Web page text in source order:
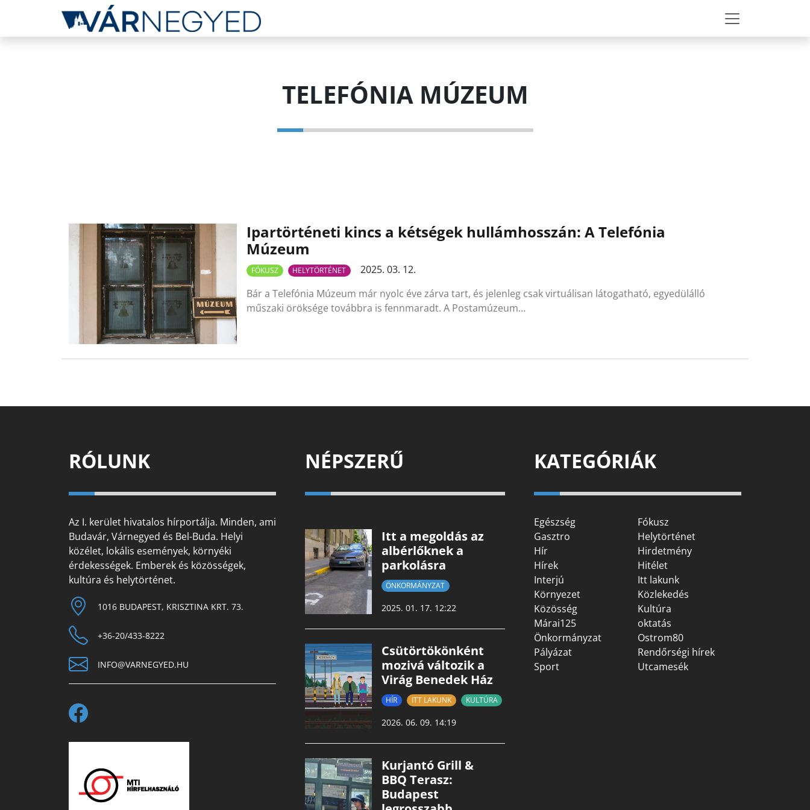
TELEFÓNIA MÚZEUM
Ipartörténeti kincs a kétségek hullámhosszán: A Telefónia
Múzeum
FÓKUSZ HELYTÖRTÉNET
2025. 03. 12.
Bár a Telefónia Múzeum már nyolc éve zárva tart, és jelenleg csak virtuálisan látogatható, egyedülálló
műszaki öröksége továbbra is fennmaradt. A Postamúzeum…
RÓLUNK
Az I. kerület hivatalos hírportálja. Minden, ami
Budavár, Várnegyed és Bel-Buda. Helyi
közélet, lokális események, környéki
érdekességek. Emberek és közösségek,
kultúra és helytörténet.
1016 BUDAPEST, KRISZTINA KRT. 73.
+36-20/433-8222
INFO@VARNEGYED.HU
NÉPSZERŰ
Itt a megoldás az
albérlőknek a
parkolásra
ÖNKORMÁNYZAT
2025. 01. 17. 12:22
Csütörtökönként
mozivá változik a
Virág Benedek Ház
HÍR ITT LAKUNK KULTÚRA
2026. 06. 09. 14:19
Kurjantó Grill &
BBQ Terasz:
Budapest
KATEGÓRIÁK
Egészség
Fókusz
Gasztro
Helytörténet
Hír
Hirdetmény
Hírek
Hitélet
Interjú
Itt lakunk
Környezet
Közlekedés
Közösség
Kultúra
Márai125
oktatás
Önkormányzat
Ostrom80
Pályázat
Rendőrségi hírek
Sport
Utcamesék